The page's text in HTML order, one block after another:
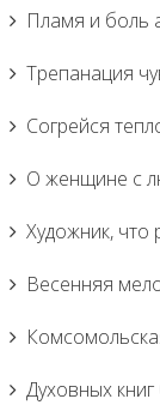
Пламя и боль
Трепанация
Согрейся
О женщине с
Художник, что
Весенняя
Духовных